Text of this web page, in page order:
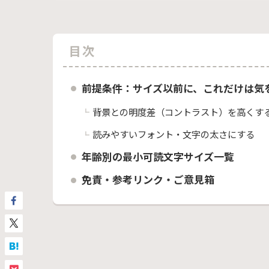
目次
前提条件：サイズ以前に、これだけは気
背景との明度差（コントラスト）を高くす
読みやすいフォント・文字の太さにする
年齢別の最小可読文字サイズ一覧
免責・参考リンク・ご意見箱